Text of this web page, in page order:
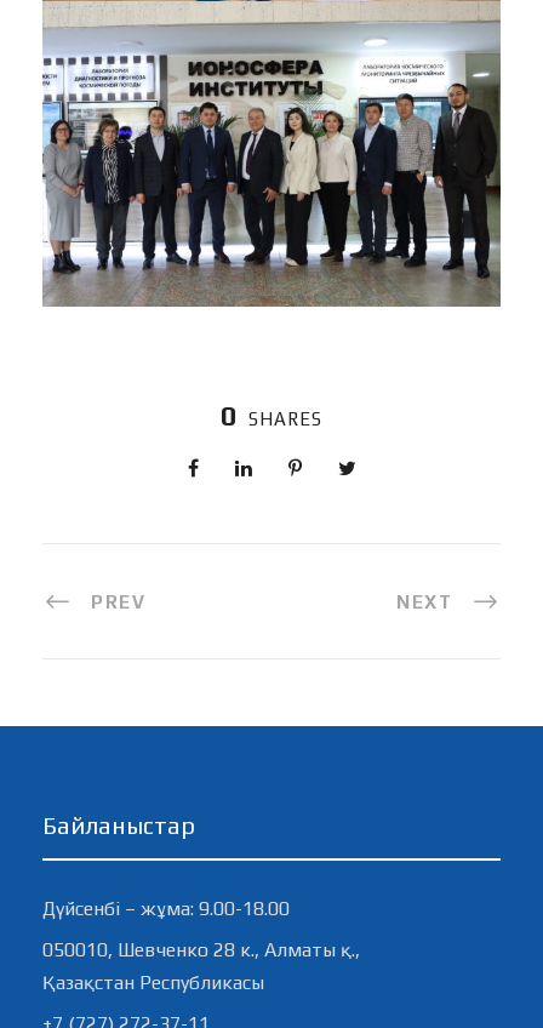
0 SHARES
PREV NEXT
Байланыстар
Дүйсенбі – жұма: 9.00-18.00
050010, Шевченко 28 к., Алматы қ.,
Қазақстан Республикасы